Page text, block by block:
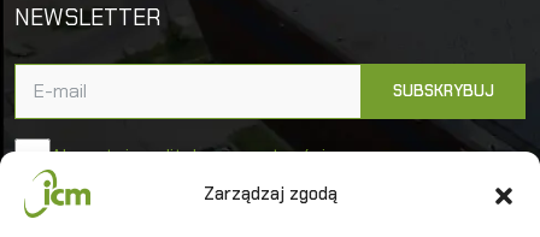
Zarządzaj zgodą
NEWSLETTER
Akceptuję politykę prywatności